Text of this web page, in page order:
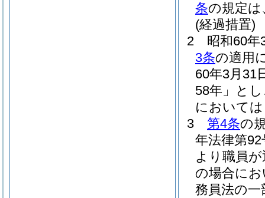
条の規定は
(経過措置)
2
昭和60
3条の適用
60年3月31
58年」と
において
3
第4条の
年法律第
より職員
の場合に
務員法の